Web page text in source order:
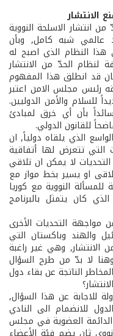
الانتشار
الحدّ من انتشار الاسلحة النووية
عالمي شبه كامل, وبأن
النظام الذي اصبح له
لنظام الحدّ من الانتشار
قد انطلق هذا المفهوم
اعلان اطلقه رئىس مجلس الامن اعتبر
للسلام والأمن الدوليين.
بأن أي خرق لمبادئ
للقانون الدولي.
الذي يلقاه دولياً, ان
التي تتعرض لها أتفاقية
لا يمكن ان تلاقي
او يسير بخط مواز مع
للمسألة النووية مع كوريا
كان يتمثل بالبرنامج
مواجهة التحديات الأخرى
والهند وباكستان التي
الانتشار, وهي غير راغبة
وهنا لا بدّ من طرح السؤال
الناتجة عن بقاء دول
للاجابة عن هذا السؤال,
للانضمام الى النادي
الدائمة العضوية في مجلس